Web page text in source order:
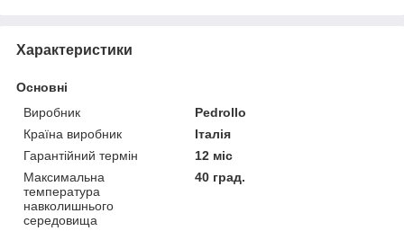
Характеристики
Основні
Виробник
Pedrollo
Країна виробник
Італія
Гарантійний термін
12 міс
Максимальна
температура
навколишнього
середовища
40 град.